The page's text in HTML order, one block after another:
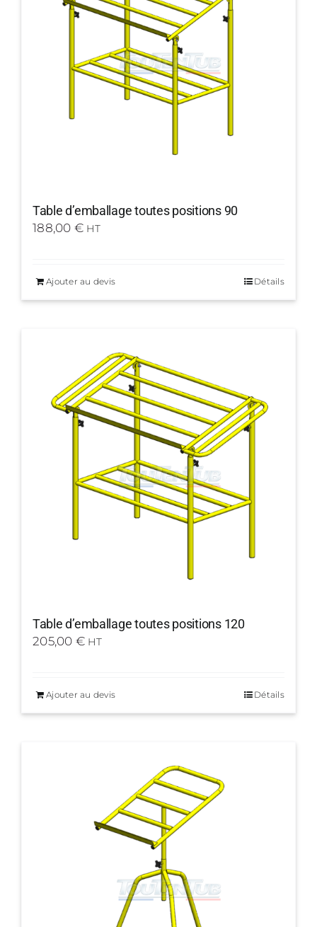
Table d’emballage toutes positions 90
188,00 € HT
Ajouter au devis Détails
Table d’emballage toutes positions 120
205,00 € HT
Ajouter au devis Détails